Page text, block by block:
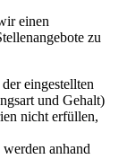
einen
zu
eingestellten
und Gehalt)
nicht erfüllen,
anhand